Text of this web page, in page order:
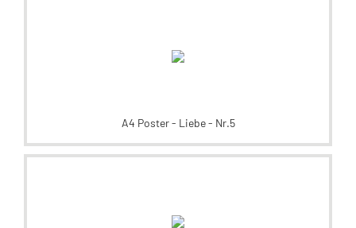
A4 Poster - Liebe - Nr.5